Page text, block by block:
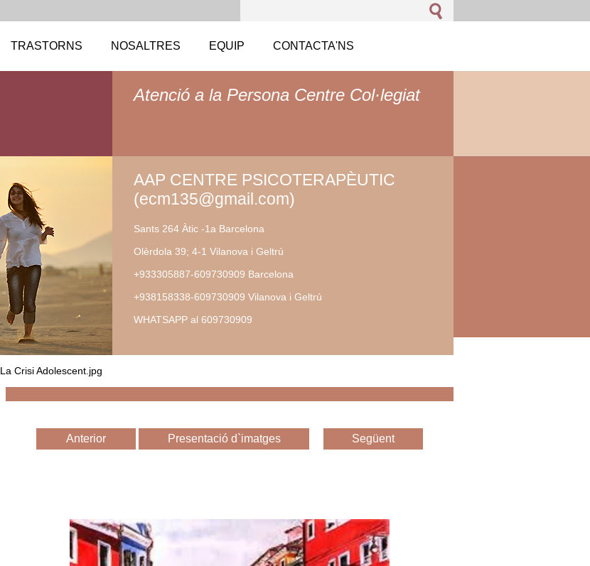
TRASTORNS NOSALTRES EQUIP CONTACTA'NS
Atenció a la Persona Centre Col·legiat
AAP CENTRE PSICOTERAPÈUTIC
(ecm135@gmail.com)
Sants 264 Àtic -1a Barcelona
Olèrdola 39; 4-1 Vilanova i Geltrú
+933305887-609730909 Barcelona
+938158338-609730909 Vilanova i Geltrú
WHATSAPP al 609730909
La Crisi Adolescent.jpg
Anterior Presentació d`imatges Següent